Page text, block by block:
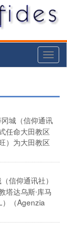
城（信仰通讯
任命大田教区
）为大田教区
信仰通讯社）
达乌斯∙库马
）（Agenzia